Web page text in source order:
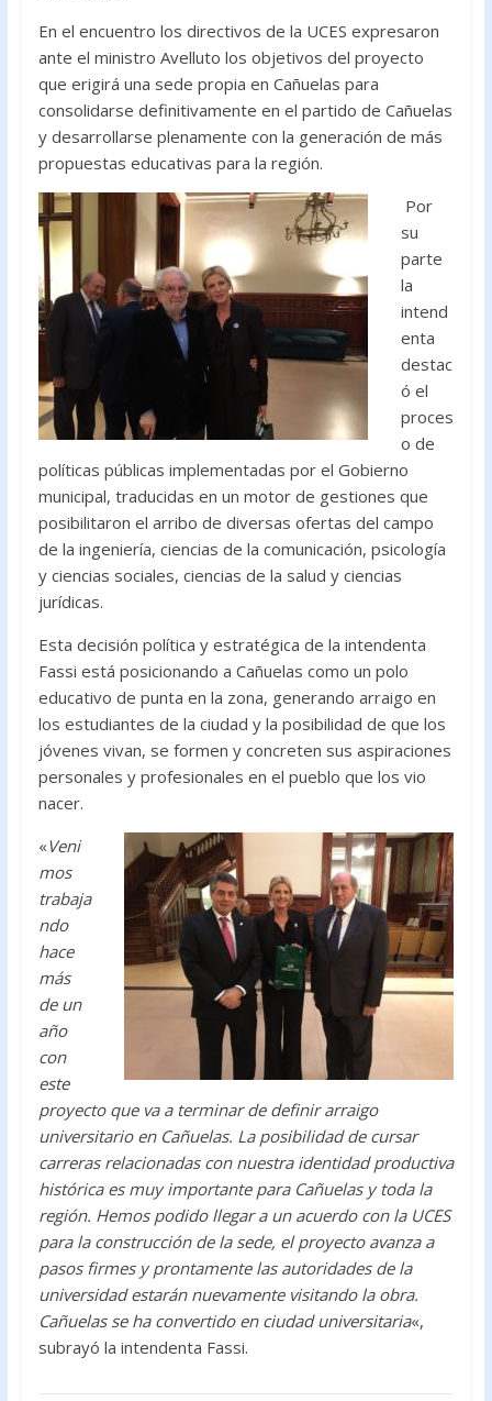
En el encuentro los directivos de la UCES expresaron
ante el ministro Avelluto los objetivos del proyecto
que erigirá una sede propia en Cañuelas para
consolidarse definitivamente en el partido de Cañuelas
y desarrollarse plenamente con la generación de más
propuestas educativas para la región.
Por
su
parte
la
intend
enta
destac
ó el
proces
o de
políticas públicas implementadas por el Gobierno
municipal, traducidas en un motor de gestiones que
posibilitaron el arribo de diversas ofertas del campo
de la ingeniería, ciencias de la comunicación, psicología
y ciencias sociales, ciencias de la salud y ciencias
jurídicas.
Esta decisión política y estratégica de la intendenta
Fassi está posicionando a Cañuelas como un polo
educativo de punta en la zona, generando arraigo en
los estudiantes de la ciudad y la posibilidad de que los
jóvenes vivan, se formen y concreten sus aspiraciones
personales y profesionales en el pueblo que los vio
nacer.
«Veni
mos
trabaja
ndo
hace
más
de un
año
con
este
proyecto que va a terminar de definir arraigo
universitario en Cañuelas. La posibilidad de cursar
carreras relacionadas con nuestra identidad productiva
histórica es muy importante para Cañuelas y toda la
región. Hemos podido llegar a un acuerdo con la UCES
para la construcción de la sede, el proyecto avanza a
pasos firmes y prontamente las autoridades de la
universidad estarán nuevamente visitando la obra.
Cañuelas se ha convertido en ciudad universitaria«,
subrayó la intendenta Fassi.